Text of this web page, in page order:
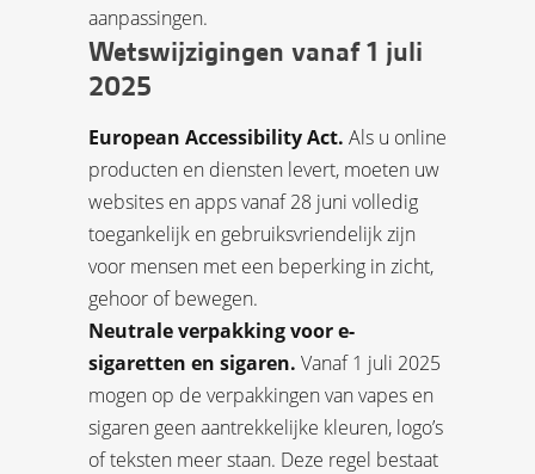
aanpassingen.
Wetswijzigingen vanaf 1 juli
2025
European Accessibility Act. Als u online
producten en diensten levert, moeten uw
websites en apps vanaf 28 juni volledig
toegankelijk en gebruiksvriendelijk zijn
voor mensen met een beperking in zicht,
gehoor of bewegen.
Neutrale verpakking voor e-
sigaretten en sigaren. Vanaf 1 juli 2025
mogen op de verpakkingen van vapes en
sigaren geen aantrekkelijke kleuren, logo’s
of teksten meer staan. Deze regel bestaat